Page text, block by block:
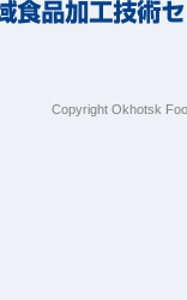
Copyright Okhotsk